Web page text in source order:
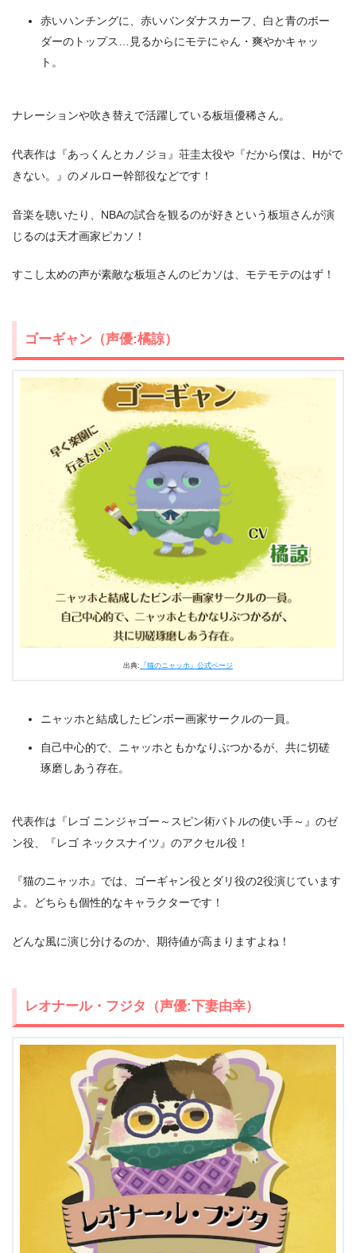
赤いハンチングに、赤いバンダナスカーフ、白と青のボー
ダーのトップス…見るからにモテにゃん・爽やかキャッ
ト。
ナレーションや吹き替えで活躍している板垣優稀さん。
代表作は『あっくんとカノジョ』荘圭太役や『だから僕は、Hがで
きない。』のメルロー幹部役などです！
音楽を聴いたり、NBAの試合を観るのが好きという板垣さんが演
じるのは天才画家ピカソ！
すこし太めの声が素敵な板垣さんのピカソは、モテモテのはず！
ゴーギャン（声優:橘諒）
出典: 『猫のニャッホ』公式ページ
ニャッホと結成したビンボー画家サークルの一員。
自己中心的で、ニャッホともかなりぶつかるが、共に切磋
琢磨しあう存在。
代表作は『レゴ ニンジャゴー～スピン術バトルの使い手～』のゼ
ン役、『レゴ ネックスナイツ』のアクセル役！
『猫のニャッホ』では、ゴーギャン役とダリ役の2役演じています
よ。どちらも個性的なキャラクターです！
どんな風に演じ分けるのか、期待値が高まりますよね！
レオナール・フジタ（声優:下妻由幸）